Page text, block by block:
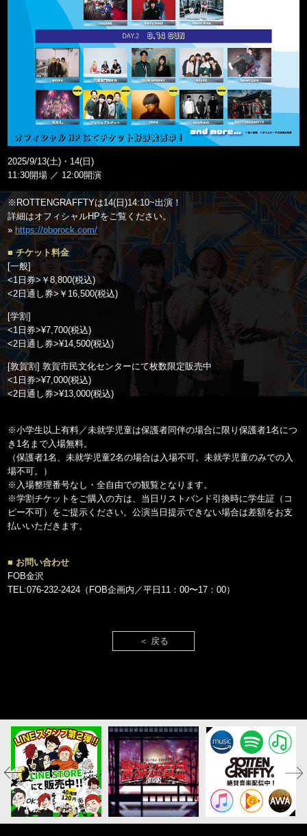
2025/9/13(土)・14(日)
11:30開場 ／ 12:00開演
※ROTTENGRAFFTYは14(日)14:10~出演！
詳細はオフィシャルHPをご覧ください。
»https://oborock.com/
■ チケット料金
[一般]
<1日券>￥8,800(税込)
<2日通し券>￥16,500(税込)
[学割]
<1日券>¥7,700(税込)
<2日通し券>¥14,500(税込)
[敦賀割] 敦賀市民文化センターにて枚数限定販売中
<1日券>¥7,000(税込)
<2日通し券>¥13,000(税込)
※小学生以上有料／未就学児童は保護者同伴の場合に限り保護者1名につ
き1名まで入場無料。
（保護者1名、未就学児童2名の場合は入場不可。未就学児童のみでの入
場不可。）
※入場整理番号なし・全自由での観覧となります。
※学割チケットをご購入の方は、当日リストバンド引換時に学生証（コ
ピー不可）をご提示ください。公演当日提示できない場合は差額をお支
払いいただきます。
■ お問い合わせ
FOB金沢
TEL:076-232-2424（FOB企画内／平日11：00〜17：00）
＜ 戻る